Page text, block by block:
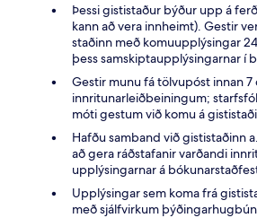
Þessi gististaður býður upp á
kann að vera innheimt). Gestir
staðinn með komuupplýsingar
þess samskiptaupplýsingarnar í
Gestir munu fá tölvupóst innan
innritunarleiðbeiningum;
móti gestum við komu á
Hafðu samband við gististaðinn
að gera ráðstafanir varðandi
upplýsingarnar á
Upplýsingar sem koma frá
með sjálfvirkum